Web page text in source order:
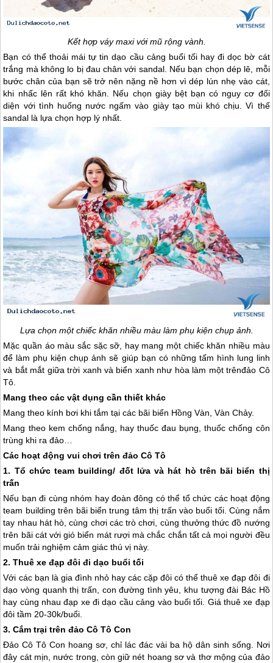
Kết hợp váy maxi với mũ rộng vành.
Bạn có thể thoải mái tự tin dạo cầu cảng buổi tối hay đi dọc bờ cát
trắng mà không lo bị đau chân với sandal. Nếu bạn chọn dép lê, mỗi
bước chân của bạn sẽ trở nên nặng nề hơn vì dép lún nhẹ vào cát,
khi nhấc lên rất khó khăn. Nếu chọn giày bệt bạn có nguy cơ đối
diện với tình huống nước ngấm vào giày tạo mùi khó chịu. Vì thế
sandal là lựa chọn hợp lý nhất.
Lựa chọn một chiếc khăn nhiều màu làm phụ kiện chụp ảnh.
Mặc quần áo màu sắc sặc sỡ, hay mang một chiếc khăn nhiều màu
để làm phụ kiện chụp ảnh sẽ giúp bạn có những tấm hình lung linh
và bắt mắt giữa trời xanh và biển xanh như hòa làm một trênđảo Cô
Tô.
Mang theo các vật dụng cần thiết khác
Mang theo kính bơi khi tắm tại các bãi biển Hồng Vàn, Vàn Chảy.
Mang theo kem chống nắng, hay thuốc đau bụng, thuốc chống côn
trùng khi ra đảo…
Các hoạt động vui chơi trênđảo Cô Tô
1. Tổ chức team building/ đốt lửa và hát hò trên bãi biển thị
trấn
Nếu bạn đi cùng nhóm hay đoàn đông có thể tổ chức các hoạt động
team building trên bãi biển trung tâm thị trấn vào buổi tối. Cùng nắm
tay nhau hát hò, cùng chơi các trò chơi, cùng thưởng thức đồ nướng
trên bãi cát với gió biển mát rượi mà chắc chắn tất cả mọi người đều
muốn trải nghiệm cảm giác thú vị này.
2. Thuê xe đạp đôi đi dạo buổi tối
Với các bạn là gia đình nhỏ hay các cặp đôi có thể thuê xe đạp đôi đi
dạo vòng quanh thị trấn, con đường tình yêu, khu tượng đài Bác Hồ
hay cùng nhau đạp xe đi dạo cầu cảng vào buổi tối. Giá thuê xe đạp
đôi tầm 20-30k/buổi.
3. Cắm trại trênđảo Cô Tô Con
Đảo Cô Tô Con hoang sơ, chỉ lác đác vài ba hộ dân sinh sống. Nơi
đây cát mịn, nước trong, còn giữ nét hoang sơ và thơ mộng của đảo